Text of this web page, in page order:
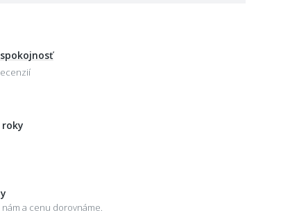
roky
a cenu dorovnáme.